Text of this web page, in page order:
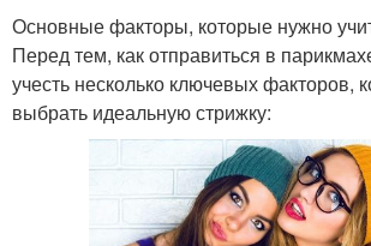
Основные факторы, которые нужно
Перед тем, как отправиться в
учесть несколько ключевых факторов,
выбрать идеальную стрижку: